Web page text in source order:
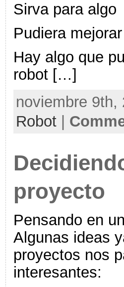
Sirva para algo
Pudiera
Hay algo que
robot […]
noviembre 9th,
Robot |
proyecto
Pensando en
Algunas ideas
proyectos nos
interesantes: